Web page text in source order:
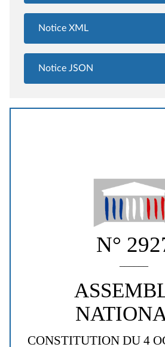
Notice XML
Notice JSON